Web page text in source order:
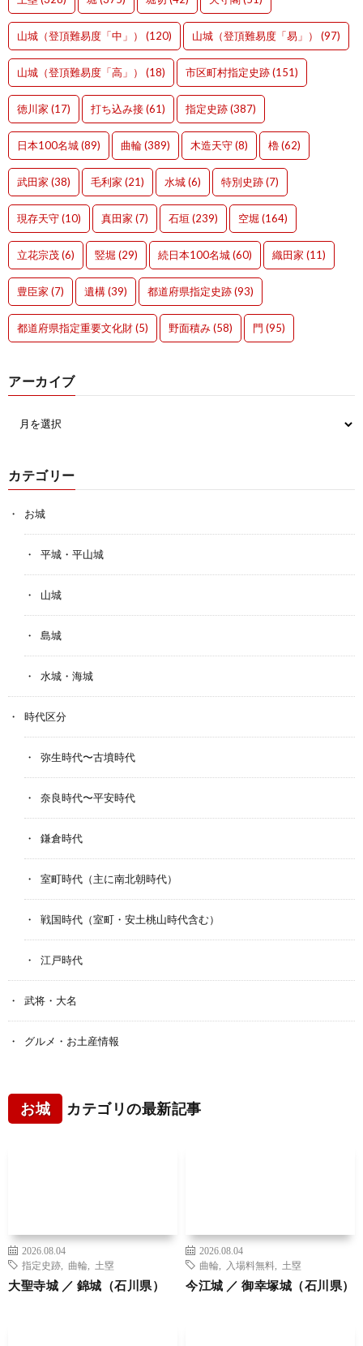
山城（登頂難易度「中」） (120) 山城（登頂難易度「易」） (97)
山城（登頂難易度「高」） (18) 市区町村指定史跡(151)
徳川家 (17) 打ち込み接(61) 指定史跡(387)
日本100名城(89) 曲輪(389) 木造天守(8) 櫓(62)
武田家 (38) 毛利家 (21) 水城(6) 特別史跡(7)
現存天守(10) 真田家 (7) 石垣 (239) 空堀 (164)
立花宗茂(6) 竪堀 (29) 続日本100名城(60) 織田家 (11)
豊臣家 (7) 遺構(39) 都道府県指定史跡(93)
都道府県指定重要文化財(5) 野面積み(58) 門 (95)
アーカイブ
カテゴリー
お城
平城・平山城
山城
島城
水城・海城
時代区分
弥生時代〜古墳時代
奈良時代〜平安時代
鎌倉時代
室町時代（主に南北朝時代）
戦国時代（室町・安土桃山時代含む）
江戸時代
武将・大名
グルメ・お土産情報
お城 カテゴリの最新記事
2026.08.04
指定史跡
曲輪 土塁
大聖寺城 ／ 錦城（石川県）
2026.08.04
曲輪
入場料無料 土塁
今江城 ／ 御幸塚城（石川県）